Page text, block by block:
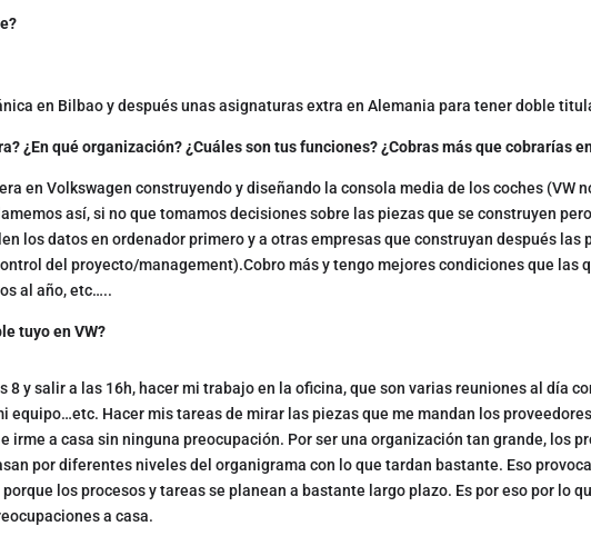
en Bilbao y después unas asignaturas extra en Alemania para tener doble
¿En qué organización? ¿Cuáles son tus funciones? ¿Cobras más que cobrarías
en Volkswagen construyendo y diseñando la consola media de los coches (VW
así, si no que tomamos decisiones sobre las piezas que se construyen
los datos en ordenador primero y a otras empresas que construyan después las
del proyecto/management).Cobro más y tengo mejores condiciones que las
al año, etc…..
tuyo en VW?
8 y salir a las 16h, hacer mi trabajo en la oficina, que son varias reuniones al día
equipo…etc. Hacer mis tareas de mirar las piezas que me mandan los
irme a casa sin ninguna preocupación. Por ser una organización tan grande, los
por diferentes niveles del organigrama con lo que tardan bastante. Eso
los procesos y tareas se planean a bastante largo plazo. Es por eso por lo
a casa.